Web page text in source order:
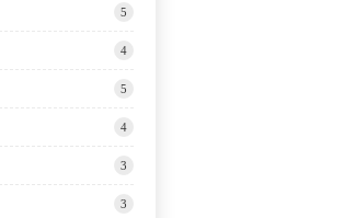
5
4
5
4
3
3